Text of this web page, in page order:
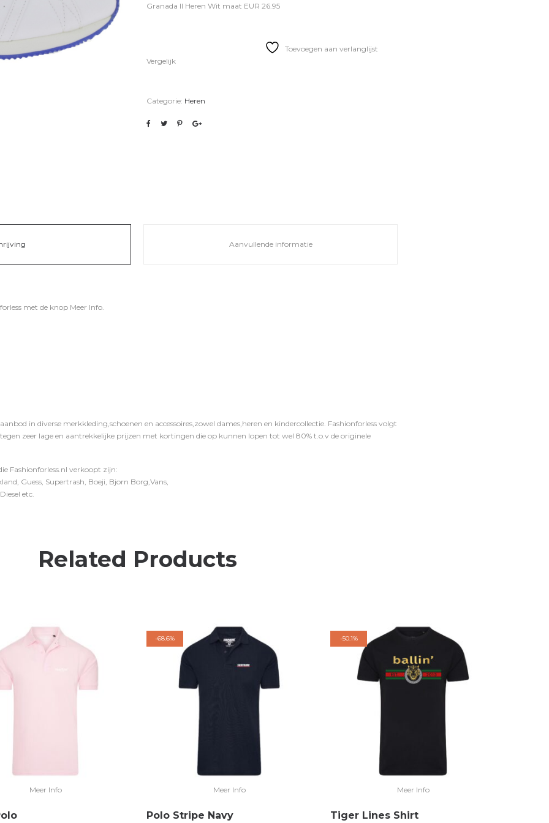
Granada II Heren Wit maat EUR 26.95
Toevoegen aan verlanglijst
Vergelijk
Categorie: Heren
Aanvullende informatie
met de knop Meer Info
in diverse merkkleding,schoenen en accessoires,zowel dames,heren en kindercollectie. Fashionforless volgt
zeer lage en aantrekkelijke prijzen met kortingen die op kunnen lopen tot wel 80% t.o.v de originele
Fashionforless.nl verkoopt zijn:
Guess, Supertrash, Boeji, Bjorn Borg,Vans,
etc.
Related Products
Meer Info
-68.6%
Meer Info
Polo Stripe Navy
-50.1%
Meer Info
Tiger Lines Shirt